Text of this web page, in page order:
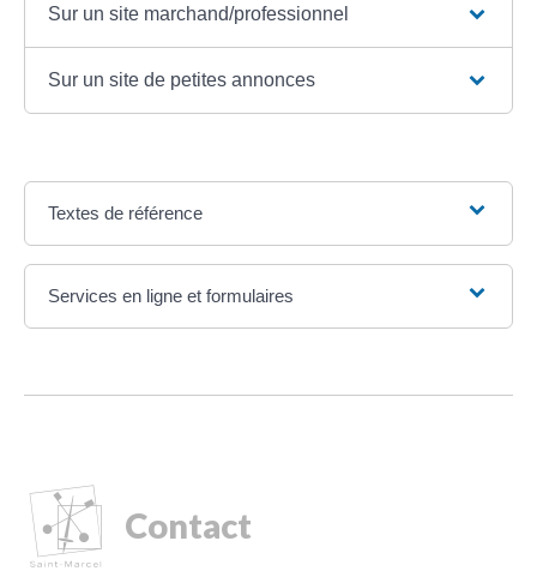
Sur un site marchand/professionnel
Sur un site de petites annonces
Textes de référence
Services en ligne et formulaires
Contact